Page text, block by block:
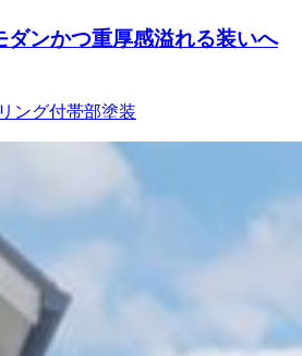
ダンかつ重厚感溢れる装いへ
ング付帯部塗装